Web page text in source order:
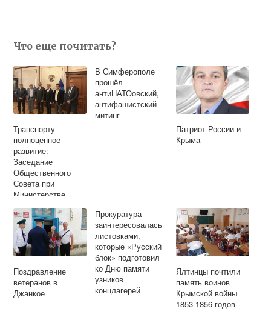
Что еще почитать?
Транспорту –
полноценное
развитие:
Заседание
Общественного
Совета при
Министерстве
Российской
Федерации
В Симферополе
прошёл
антиНАТОовский,
антифашистский
митинг
Патриот России и
Крыма
Поздравление
ветеранов в
Джанкое
Прокуратура
заинтересовалась
листовками,
которые «Русский
блок» подготовил
ко Дню памяти
узников
концлагерей
Ялтинцы почтили
память воинов
Крымской войны
1853-1856 годов